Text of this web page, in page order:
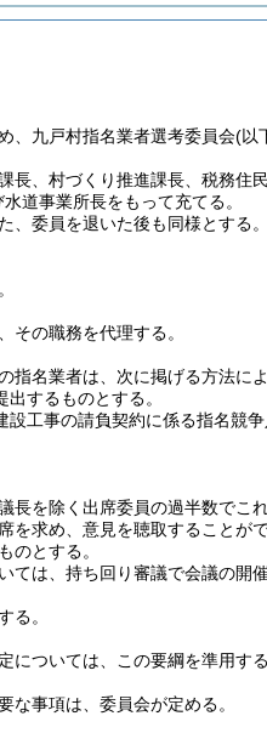
、九戸村指名業者選考委員会(以
、村づくり推進課長、税務住
道事業所長をもって充てる。
委員を退いた後も同様とする。
の職務を代理する。
名業者は、次に掲げる方法に
するものとする。
工事の請負契約に係る指名競
を除く出席委員の過半数でこ
求め、意見を聴取することがで
とする。
は、持ち回り審議で会議の開催
る。
ついては、この要綱を準用する
事項は、委員会が定める。